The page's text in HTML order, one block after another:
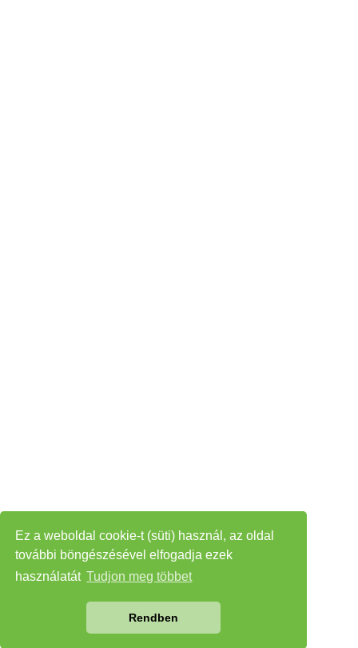
Ez a weboldal cookie-t (süti) használ, az oldal
további böngészésével elfogadja ezek
használatát Tudjon meg többet
Rendben